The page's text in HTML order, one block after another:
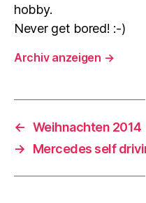
hobby.
Never get bored! :-)
Archiv anzeigen →
← Weihnachten 2014
→
Mercedes self